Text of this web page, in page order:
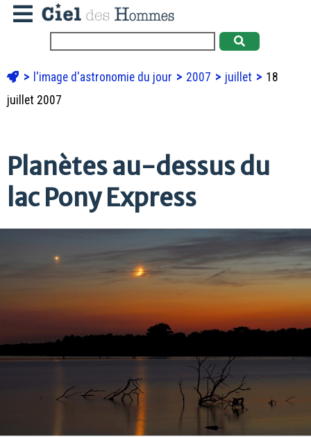
l'image d'astronomie du jour 2007 juillet
18
juillet 2007
Planètes au-dessus du
lac Pony Express